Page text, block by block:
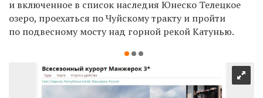
и включенное в список наследия Юнеско Телецкое
озеро, проехаться по Чуйскому тракту и пройти
по подвесному мосту над горной рекой Катунью.